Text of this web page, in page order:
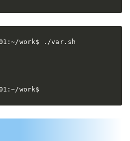
work$ ./var.sh
work$